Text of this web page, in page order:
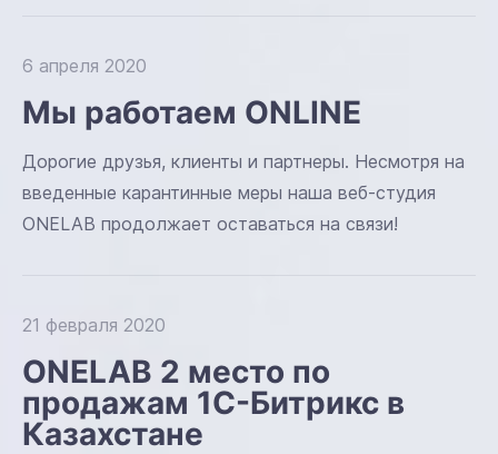
6 апреля 2020
Мы работаем ONLINE
Дорогие друзья, клиенты и партнеры. Несмотря на
введенные карантинные меры наша веб-студия
ONELAB продолжает оставаться на связи!
21 февраля 2020
ONELAB 2 место по
продажам 1С-Битрикс в
Казахстане